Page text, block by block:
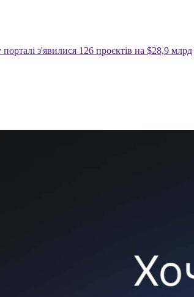
з'явилися 126 проєктів на $28,9 млрд